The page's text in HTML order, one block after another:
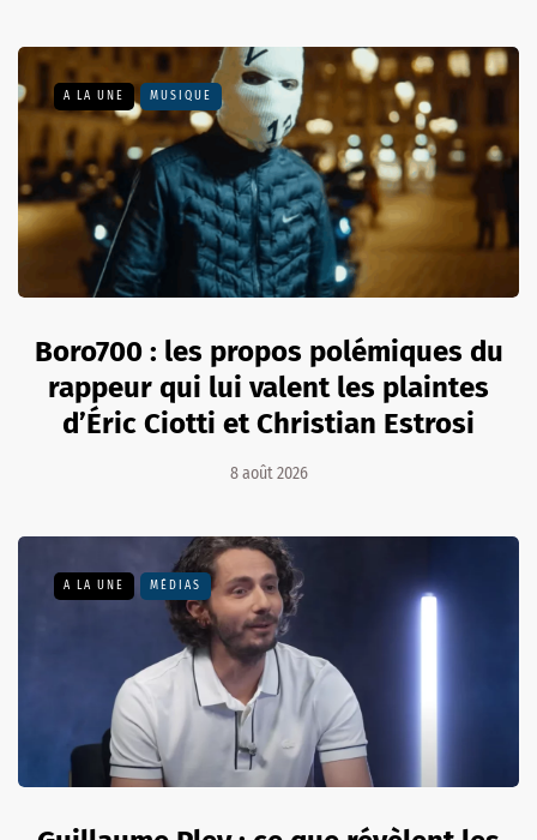
A LA UNE MUSIQUE
Boro700 : les propos polémiques du
rappeur qui lui valent les plaintes
d’Éric Ciotti et Christian Estrosi
8 août 2026
A LA UNE MÉDIAS